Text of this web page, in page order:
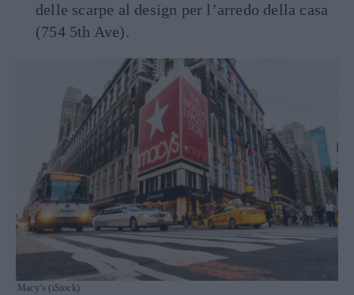
delle scarpe al design per l’arredo della casa
(754 5th Ave).
Macy’s (iStock)